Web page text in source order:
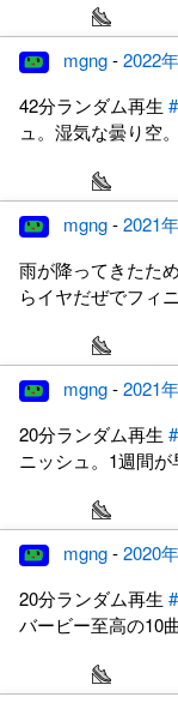
mgng-2022
42分ランダム再生
ュ。湿気な曇り空。
mgng-2021
雨が降ってきたた
らイヤだぜでフィ
mgng-2021
20分ランダム再生
ニッシュ。1週間が
mgng-2020
20分ランダム再生
バービー至高の10